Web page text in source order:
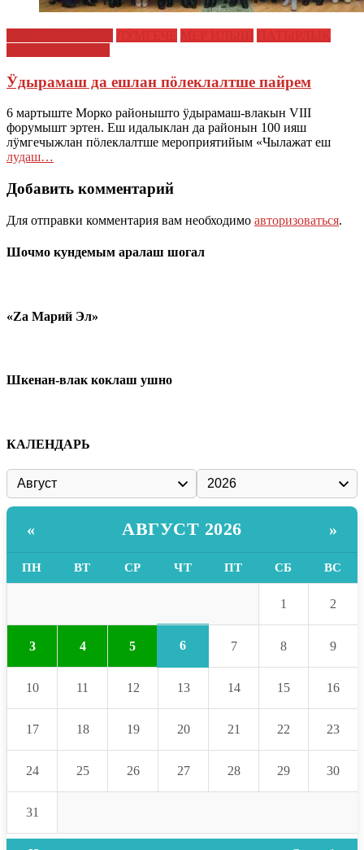
Ӱдырамаш да ешлан пӧлеклалтше пайрем
6 мартыште Морко районышто ӱдырамаш-влакын VIII
форумышт эртен. Еш идалыклан да районын 100 ияш
лӱмгечыжлан пӧлеклалтше мероприятийым «Чылажат еш
лудаш…
Добавить комментарий
Для отправки комментария вам необходимо авторизоваться.
Шочмо кундемым аралаш шогал
«Zа Марий Эл»
Шкенан-влак коклаш ушно
КАЛЕНДАРЬ
« АВГУСТ 2026 »
ПН ВТ СР ЧТ ПТ СБ ВС
1 2
3 4 5 6 7 8 9
10 11 12 13 14 15 16
17 18 19 20 21 22 23
24 25 26 27 28 29 30
31